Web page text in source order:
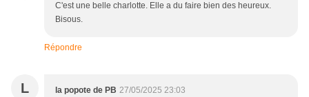
C'est une belle charlotte. Elle a du faire bien des heureux.
Bisous.
Répondre
L la popote de PB 27/05/2025 23:03